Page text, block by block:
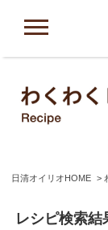
日清オイリオHOME
レシピ検索結